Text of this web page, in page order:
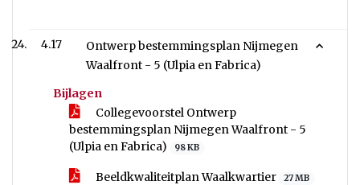
4.17
Ontwerp bestemmingsplan Nijmegen
Waalfront - 5 (Ulpia en Fabrica)
Bijlagen
Collegevoorstel Ontwerp
bestemmingsplan Nijmegen Waalfront - 5
(Ulpia en Fabrica)
98 KB
Beeldkwaliteitplan Waalkwartier 27 MB